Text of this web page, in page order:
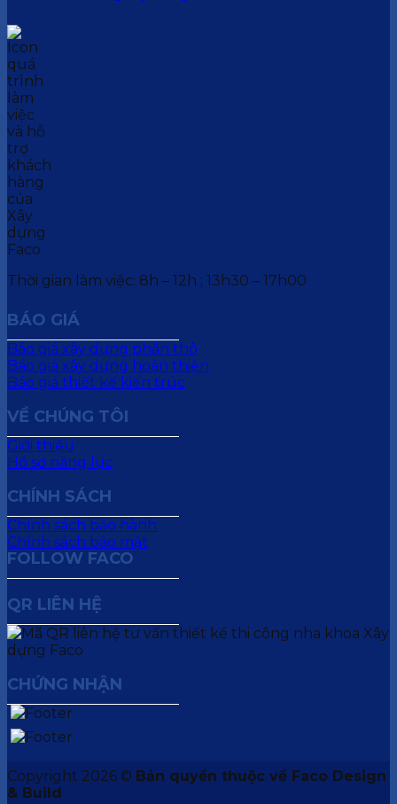
Thời gian làm việc: 8h – 12h ; 13h30 – 17h00
BÁO GIÁ
Báo giá xây dựng phần thô
Báo giá xây dựng hoàn thiện
Báo giá thiết kế kiến trúc
VỀ CHÚNG TÔI
Giới thiệu
Hồ sơ năng lực
CHÍNH SÁCH
Chính sách bảo hành
Chính sách bảo mật
FOLLOW FACO
QR LIÊN HỆ
CHỨNG NHẬN
Copyright 2026 © Bản quyền thuộc về Faco Design
& Build